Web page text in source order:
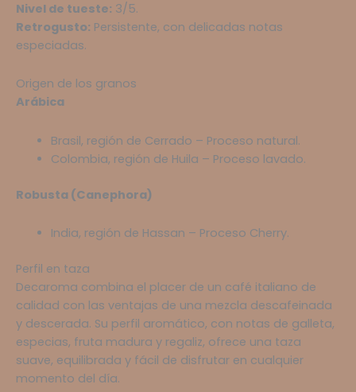
Nivel de tueste: 3/5.
Retrogusto: Persistente, con delicadas notas
especiadas.
Origen de los granos
Arábica
Brasil, región de Cerrado – Proceso natural.
Colombia, región de Huila – Proceso lavado.
Robusta (Canephora)
India, región de Hassan – Proceso Cherry.
Perfil en taza
Decaroma combina el placer de un café italiano de
calidad con las ventajas de una mezcla descafeinada
y descerada. Su perfil aromático, con notas de galleta,
especias, fruta madura y regaliz, ofrece una taza
suave, equilibrada y fácil de disfrutar en cualquier
momento del día.